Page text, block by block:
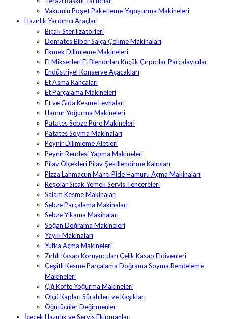
Vakumlu Poşet Paketleme-Yapıştırma Makineleri
Hazırlık Yardımcı Araçlar
Bıçak Sterilizatörleri
Domates Biber Salça Çekme Makinaları
Ekmek Dilimleme Makineleri
El Mikserleri El Blendırları Küçük Çırpıcılar Parçalayıcılar
Endüstriyel Konserve Açacakları
Et Asma Kancaları
Et Parçalama Makineleri
Et ve Gıda Kesme Levhaları
Hamur Yoğurma Makineleri
Patates Sebze Püre Makineleri
Patates Soyma Makinaları
Peynir Dilimleme Aletleri
Peynir Rendesi Yapma Makineleri
Pilav Ölçekleri Pilav Şekillendirme Kalıpları
Pizza Lahmacun Mantı Pide Hamuru Açma Makinaları
Reşolar Sıcak Yemek Servis Tencereleri
Salam Kesme Makinaları
Sebze Parçalama Makinaları
Sebze Yıkama Makinaları
Soğan Doğrama Makineleri
Yayık Makinaları
Yufka Açma Makineleri
Zırhlı Kasap Koruyucuları Çelik Kasap Eldivenleri
Çeşitli Kesme Parçalama Doğrama Soyma Rendeleme
Makineleri
Çiğ Köfte Yoğurma Makineleri
Ölçü Kapları Sürahileri ve Kaşıkları
Öğütücüler Değirmenler
İçecek Hazırlık ve Servis Ekipmanları